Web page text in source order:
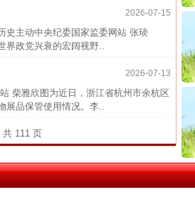
2026-07-15
史主动中央纪委国家监委网站 张琰
界政党兴衰的宏阔视野..
2026-07-13
柴雅欣图为近日，浙江省杭州市余杭区
展品保管使用情况。李..
共 111 页
茶叶“炒上天”